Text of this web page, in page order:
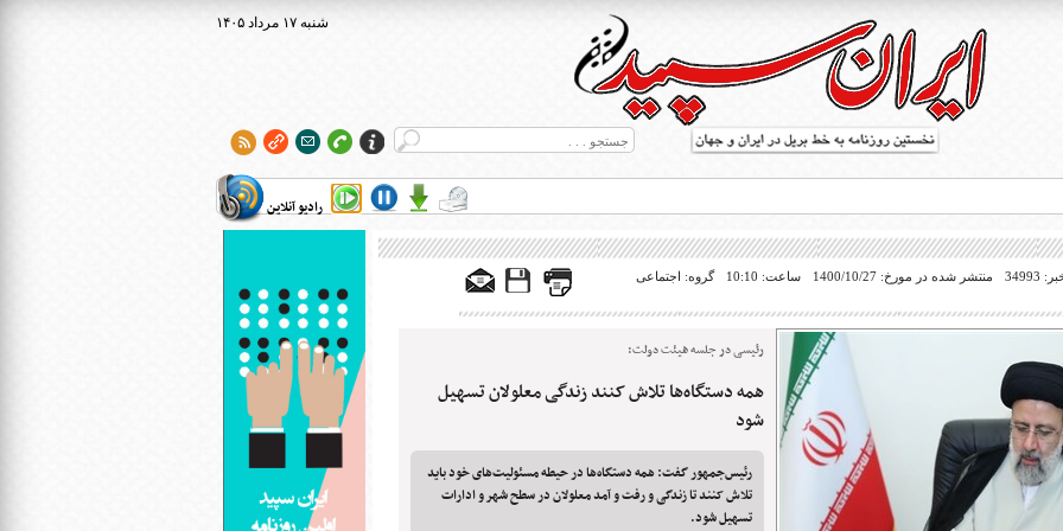
۱۴۰۵ شنبه ۱۷ مرداد
رادیو آنلاین
بریل در جهان
منتشر شده در مورخ: 1400/10/27 ساعت: 10:10 گروه: اجتماعی
رئیسی در جلسه هیئت دولت:
همه دستگاه‌ها تلاش کنند زندگی معلولان تسهیل
شود
رئیس‌جمهور گفت: همه دستگاه‌ها در حیطه مسئولیت‌های خود باید
تلاش کنند تا زندگی و رفت و آمد معلولان در سطح شهر و ادارات
تسهیل شود.